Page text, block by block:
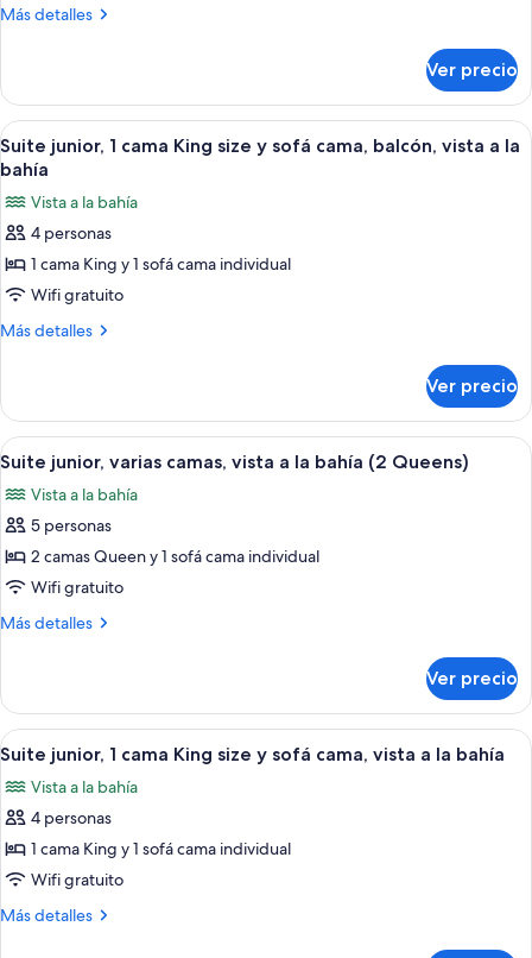
size,
balcón,
frente
al
océano
Más detalles
Más
1
cama
King
size,
frente
al
océano
Ver precio
Abrir
todas
fotos
de
Suite
junior,
1
size
y
sofá
cama,
balcón,
vista
a
la
bahía
Una habitación de hotel moderna
1
Suite junior, 1 cama King size y sofá cama, balcón, vista a la
bahía
Vista a la bahía
4 personas
1 cama King y 1 sofá cama individual
Wifi gratuito
Más detalles
Más
junior,
cama
size
cama,
balcón,
a
Ver precio
Abrir
todas
las
fotos
de
Suite
junior,
vista
la
bahía
(2
Queens)
Habitación de hotel con dos camas,
1
Suite junior, varias camas, vista a la bahía (2 Queens)
Vista a la bahía
5 personas
2 camas Queen y 1 sofá cama individual
Wifi gratuito
Más detalles
Más
junior,
varias
camas,
a
la
(2
Queens)
Ver precio
Abrir
todas
las
fotos
de
Suite
junior,
Una habitación de hotel con una
1
Suite junior, 1 cama King size y sofá cama, vista a la bahía
Vista a la bahía
4 personas
1 cama King y 1 sofá cama individual
Wifi gratuito
Más detalles
Más